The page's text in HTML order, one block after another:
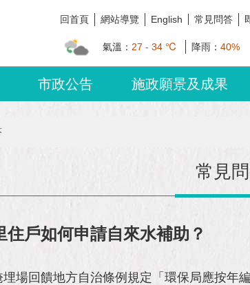
回首頁 網站導覽 English 常見問答
氣溫： 27 - 34 ℃ 降雨： 40%
市政公告 施政願景及成果
常見
戶如何申請自來水補助？
場回饋地方自治條例規定「環保局應按年